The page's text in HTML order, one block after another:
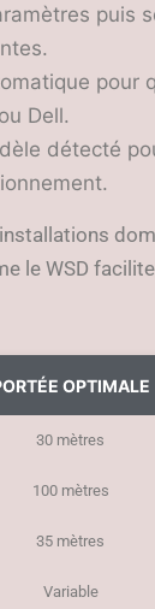
puis
pour
Dell.
détecté
le WSD
OPTIMALE
30 mètres
100 mètres
35 mètres
Variable